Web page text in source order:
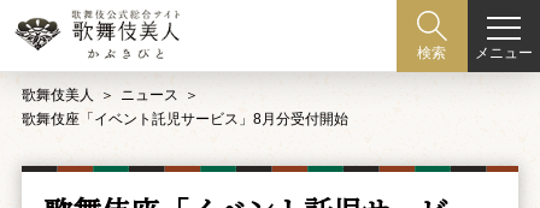
検索 メニュー
歌舞伎美人
ニュース
歌舞伎座「イベント託児サービス」8月分受付開始